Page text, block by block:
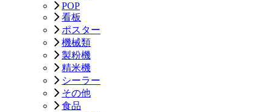
POP
看板
ポスター
機械類
製粉機
精米機
シーラー
その他
食品